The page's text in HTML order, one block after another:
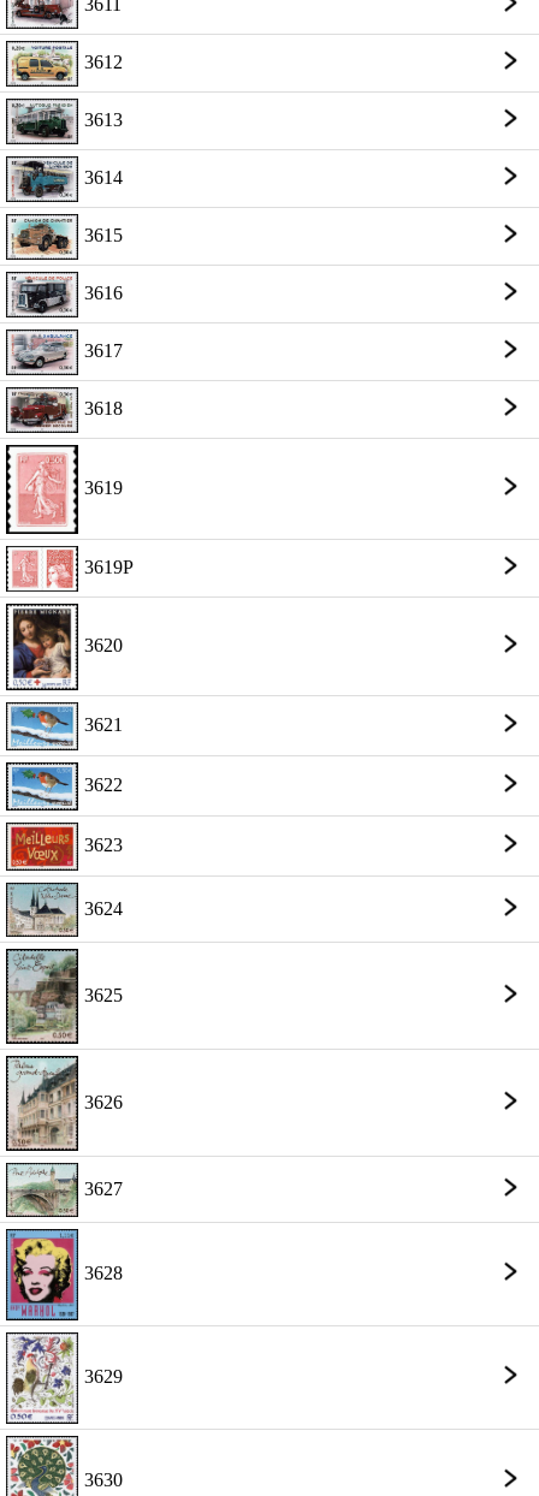
3611
3612
3613
3614
3615
3616
3617
3618
3619
3619P
3620
3621
3622
3623
3624
3625
3626
3627
3628
3629
3630